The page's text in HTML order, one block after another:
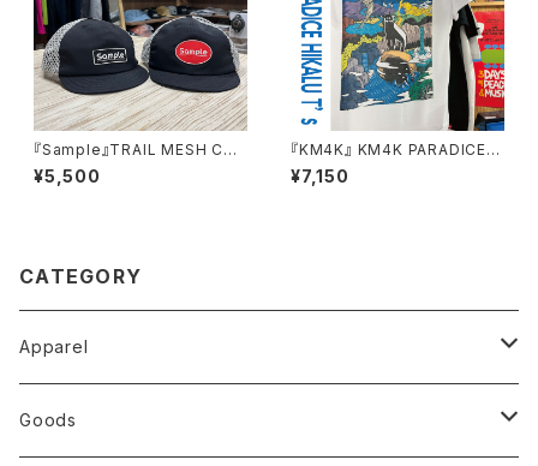
『Sample』TRAIL MESH CAP
トレイルメッシュキャップ
¥5,500
『KM4K』 KM4K PARADICE H
IKALU T’s
¥7,150
CATEGORY
Apparel
トップス
Goods